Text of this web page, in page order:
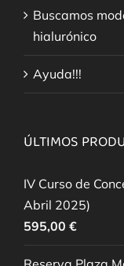
Buscamos
hialurónico
Ayuda!!!
ÚLTIMOS
IV Curso de
Abril 2025)
595,00 €